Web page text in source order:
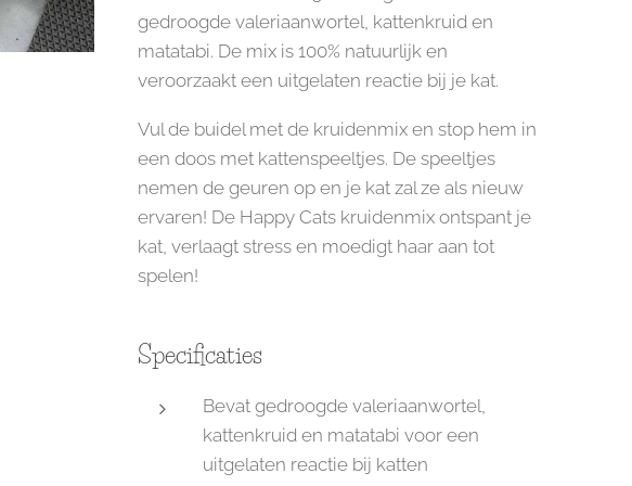
gedroogde valeriaanwortel, kattenkruid en
matatabi. De mix is 100% natuurlijk en
veroorzaakt een uitgelaten reactie bij je kat.
Vul de buidel met de kruidenmix en stop hem in
een doos met kattenspeeltjes. De speeltjes
nemen de geuren op en je kat zal ze als nieuw
ervaren! De Happy Cats kruidenmix ontspant je
kat, verlaagt stress en moedigt haar aan tot
spelen!
Specificaties
Bevat gedroogde valeriaanwortel,
kattenkruid en matatabi voor een
uitgelaten reactie bij katten